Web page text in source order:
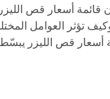
أسعار قص
تؤثر العوامل
أسعار قص